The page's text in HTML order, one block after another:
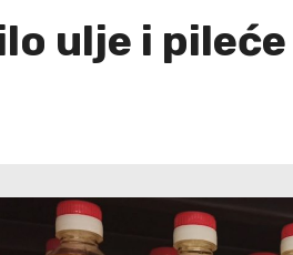
ulje i pileće